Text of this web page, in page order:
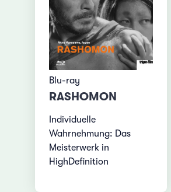
Blu-ray
RASHOMON
Individuelle
Wahrnehmung: Das
Meisterwerk in
HighDefinition